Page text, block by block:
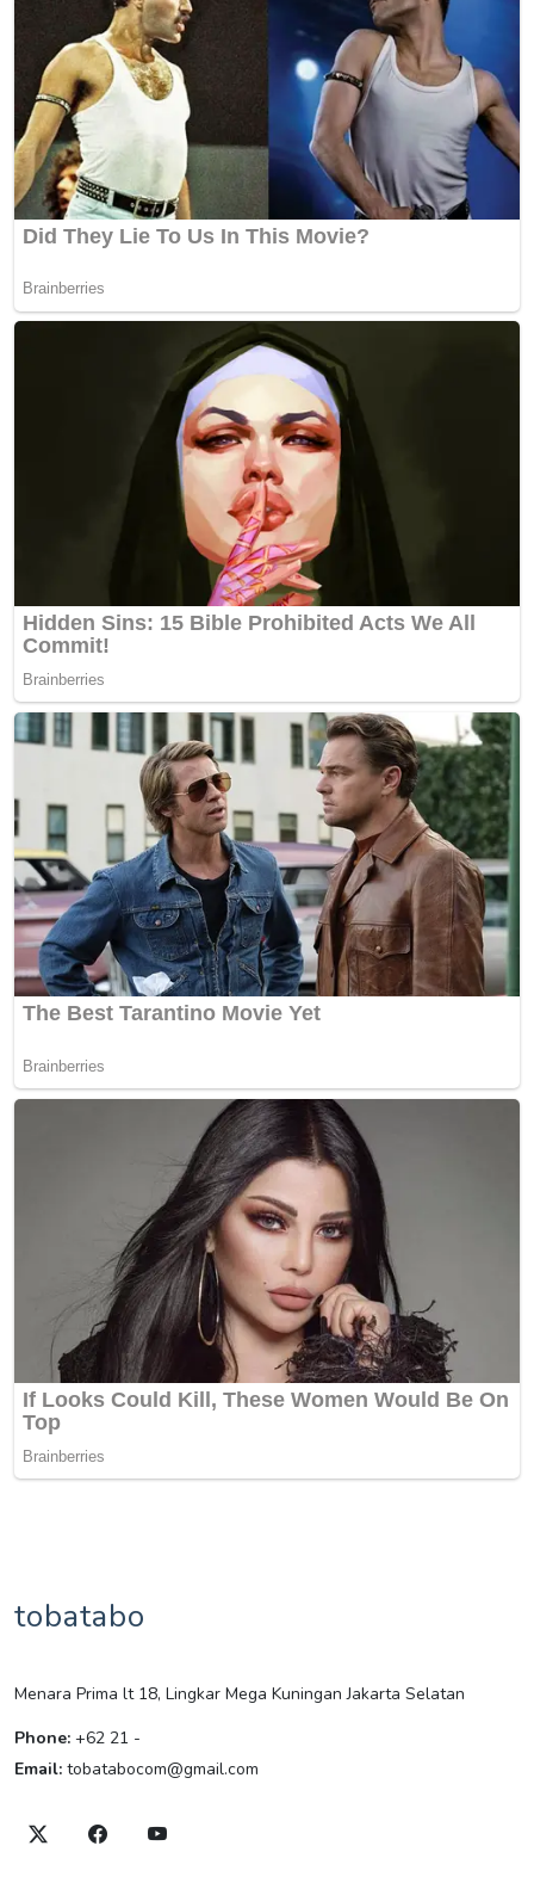
tobatabo
Menara Prima lt 18, Lingkar Mega Kuningan Jakarta Selatan
Phone: +62 21 -
Email: tobatabocom@gmail.com